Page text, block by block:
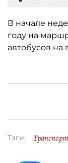
В начале
году на
автобусов на
Тэги: Транспорт